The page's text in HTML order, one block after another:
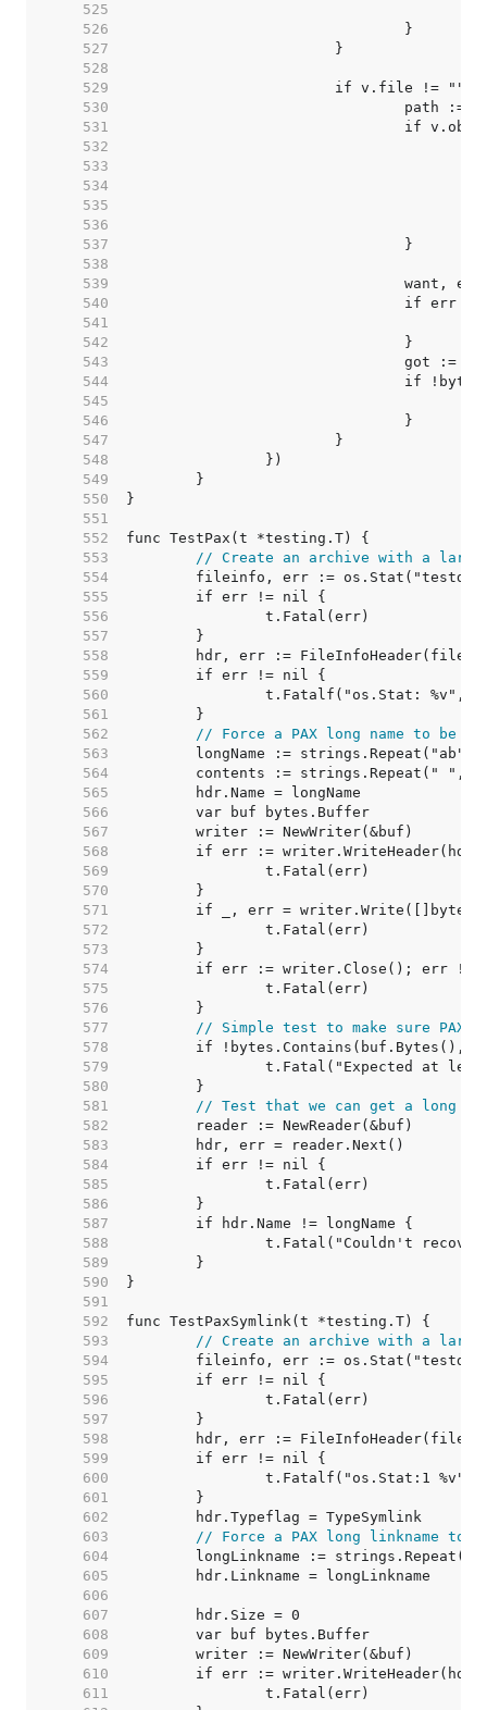
   525
   526
   527
   528
   529
   530
   531
   532
   533
   534
   535
   536
   537
   538
   539
   540
   541
   542
   543
   544
   545
   546
   547
   548
   549
   550
   551
   552
   553
// Create an archive with a large
   554
   555
   556
   557
   558
   559
   560
   561
   562
// Force a PAX long name to be
   563
   564
   565
   566
   567
   568
   569
   570
   571
   572
   573
   574
   575
   576
   577
// Simple test to make sure PAX
   578
   579
   580
   581
// Test that we can get a long
   582
   583
   584
   585
   586
   587
   588
   589
   590
   591
   592
   593
// Create an archive with a large
   594
   595
   596
   597
   598
   599
   600
   601
   602
   603
// Force a PAX long linkname to
   604
   605
   606
   607
   608
   609
   610
   611